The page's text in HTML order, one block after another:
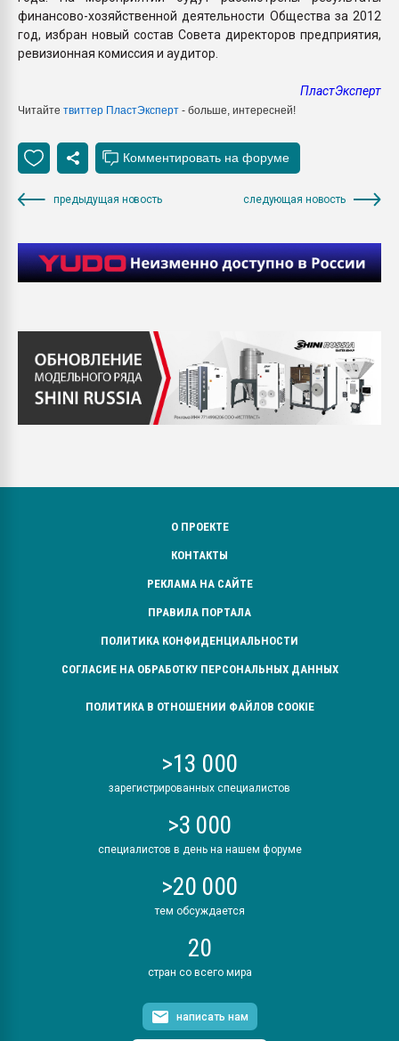
финансово-хозяйственной деятельности Общества за 2012
год, избран новый состав Совета директоров предприятия,
ревизионная комиссия и аудитор.
ПластЭксперт
Читайте твиттер ПластЭксперт - больше, интересней!
предыдущая новость следующая новость
О ПРОЕКТЕ
КОНТАКТЫ
РЕКЛАМА НА САЙТЕ
ПРАВИЛА ПОРТАЛА
ПОЛИТИКА КОНФИДЕНЦИАЛЬНОСТИ
СОГЛАСИЕ НА ОБРАБОТКУ ПЕРСОНАЛЬНЫХ ДАННЫХ
ПОЛИТИКА В ОТНОШЕНИИ ФАЙЛОВ COOKIE
>13 000
зарегистрированных специалистов
>3 000
специалистов в день на нашем форуме
>20 000
тем обсуждается
20
стран со всего мира
написать нам